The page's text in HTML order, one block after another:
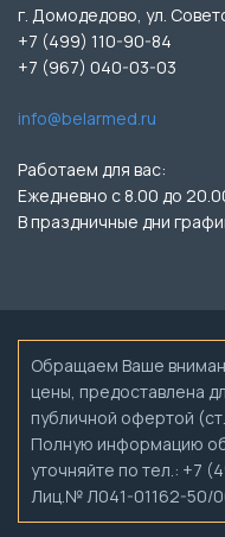
г. Домодедово, ул.
+7 (499) 110-90-84
+7 (967) 040-03-03
info@belarmed.ru
Работаем для вас:
Ежедневно с 8.00 до
В праздничные дни
Обращаем Ваше
цены, предоставлена
публичной офертой
Полную информацию
уточняйте по тел.: +7
Лиц.№ Л041-01162-50/